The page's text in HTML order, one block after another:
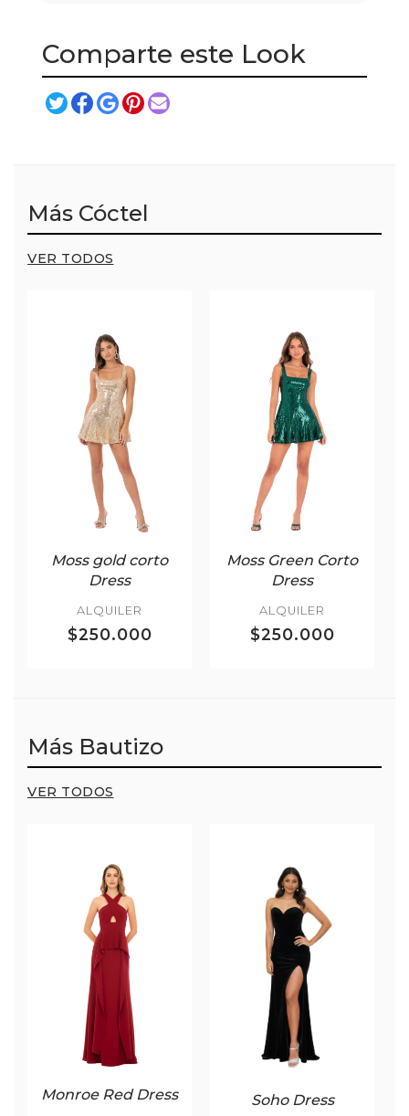
Comparte este Look
Más Cóctel
VER TODOS
Moss gold corto
Dress
ALQUILER
$250.000
Moss Green Corto
Dress
ALQUILER
$250.000
Más Bautizo
VER TODOS
Monroe Red Dress Soho Dress